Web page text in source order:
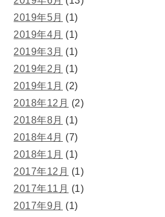
2019年5月 (1)
2019年4月 (1)
2019年3月 (1)
2019年2月 (1)
2019年1月 (2)
2018年12月 (2)
2018年8月 (1)
2018年4月 (7)
2018年1月 (1)
2017年12月 (1)
2017年11月 (1)
2017年9月 (1)